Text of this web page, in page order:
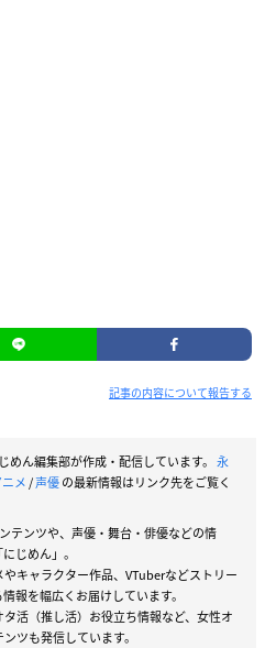
記事の内容について報告する
めん編集部が作成・配信しています。 永
メ/声優の最新情報はリンク先をご覧く
テンツや、声優・舞台・俳優などの情
じめん」。
キャラクター作品、VTuberなどストリー
報を幅広くお届けしています。
活（推し活）お役立ち情報など、女性オ
ツも発信しています。